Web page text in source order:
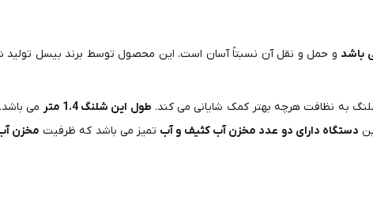
و حمل و نقل آن نسبتاً آسان است. این محصول توسط برند بیسل
به نظافت هرچه بهتر کمک شایانی می‌ کند. طول این شلنگ 1.4 متر
می
دستگاه دارای دو عدد مخزن آب کثیف و آب تمیز می باشد که ظرفیت مخزن آب کثیف 2.2 لیتر و